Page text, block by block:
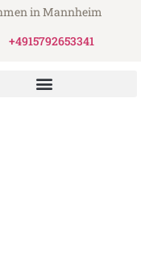
in Mannheim
+4915792653341